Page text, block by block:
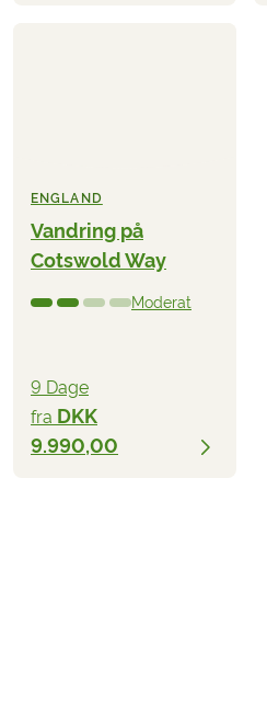
ENGLAND
Vandring på
Cotswold Way
Moderat
9 Dage
fra DKK
9.990,00